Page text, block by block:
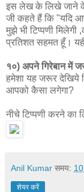
इस लेख के लिखे जाने के
जी कहते हैं कि "यदि
मुझे भी टिप्पणी
प्रतिशत सहमत हूँ।
१०) अपने गिरेबान में
हमेशा यह जरूर देखिये
आपको कैसा लगेगा?
नीचे टिप्पणी करने
Anil Kumar समय:
शेयर करें